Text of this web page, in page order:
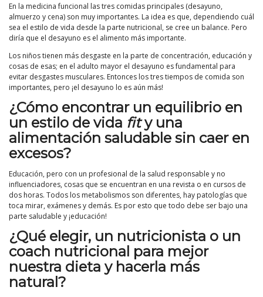
En la medicina funcional las tres comidas principales (desayuno,
almuerzo y cena) son muy importantes. La idea es que, dependiendo cuál
sea el estilo de vida desde la parte nutricional, se cree un balance. Pero
diría que el desayuno es el alimento más importante.
Los niños tienen más desgaste en la parte de concentración, educación y
cosas de esas; en el adulto mayor el desayuno es fundamental para
evitar desgastes musculares. Entonces los tres tiempos de comida son
importantes, pero ¡el desayuno lo es aún más!
¿Cómo encontrar un equilibrio en
un estilo de vida fity una
alimentación saludable sin caer en
excesos?
Educación, pero con un profesional de la salud responsable y no
influenciadores, cosas que se encuentran en una revista o en cursos de
dos horas. Todos los metabolismos son diferentes, hay patologías que
toca mirar, exámenes y demás. Es por esto que todo debe ser bajo una
parte saludable y ¡educación!
¿Qué elegir, un nutricionista o un
coach nutricional para mejor
nuestra dieta y hacerla más
natural?